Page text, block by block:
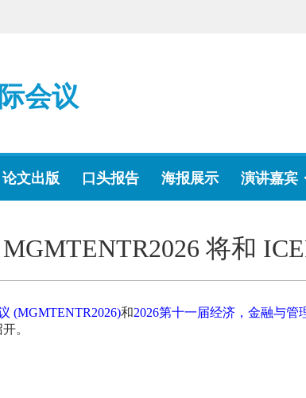
会议
论文出版 口头报告 海报展示 演讲嘉宾
MGMTENTR2026 将和
(MGMTENTR2026)和2026第十一届经济，金融与管
。